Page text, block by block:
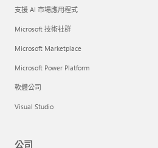
支援 AI 市場應用程式
Microsoft 技術社群
Microsoft Marketplace
Microsoft Power Platform
軟體公司
Visual Studio
公司